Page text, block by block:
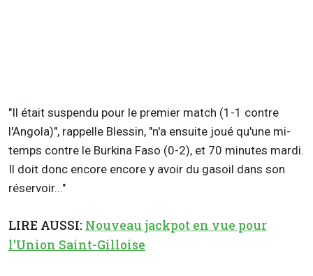
"Il était suspendu pour le premier match (1-1 contre
l'Angola)", rappelle Blessin, "n'a ensuite joué qu'une mi-
temps contre le Burkina Faso (0-2), et 70 minutes mardi.
Il doit donc encore encore y avoir du gasoil dans son
réservoir..."
LIRE AUSSI: Nouveau jackpot en vue pour
l'Union Saint-Gilloise